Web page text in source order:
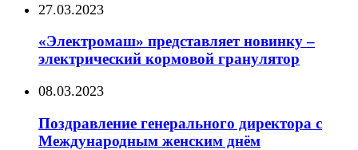
27.03.2023
«Электромаш» представляет новинку –
электрический кормовой гранулятор
08.03.2023
Поздравление генерального директора с
Международным женским днём